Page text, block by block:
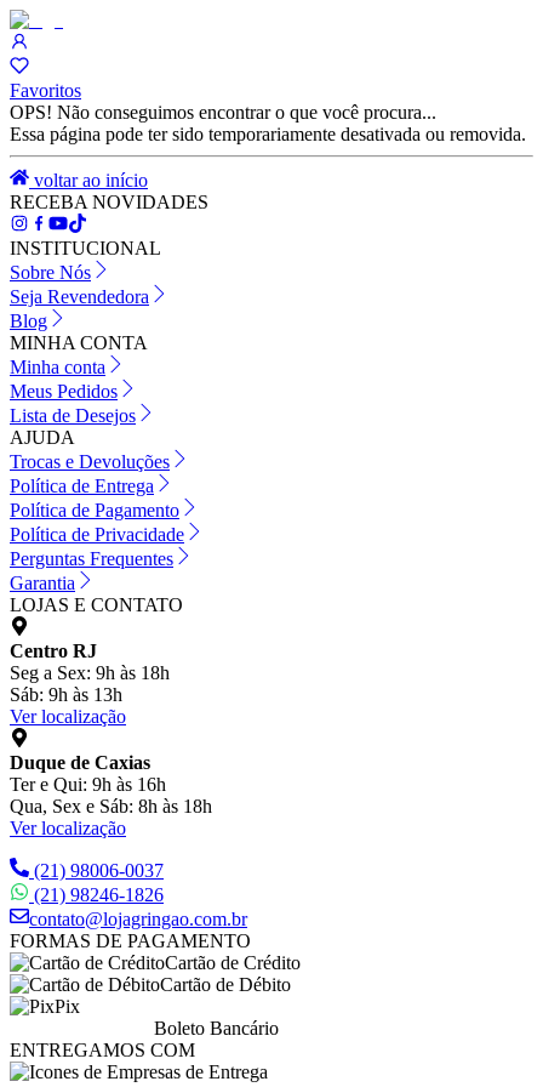
Favoritos
OPS! Não conseguimos encontrar o que você procura...
Essa página pode ter sido temporariamente desativada ou removida.
voltar ao início
RECEBA NOVIDADES
INSTITUCIONAL
Sobre Nós
Seja Revendedora
Blog
MINHA CONTA
Minha conta
Meus Pedidos
Lista de Desejos
AJUDA
Trocas e Devoluções
Política de Entrega
Política de Pagamento
Política de Privacidade
Perguntas Frequentes
Garantia
LOJAS E CONTATO
Centro RJ
Seg a Sex: 9h às 18h
Sáb: 9h às 13h
Ver localização
Duque de Caxias
Ter e Qui: 9h às 16h
Qua, Sex e Sáb: 8h às 18h
Ver localização
(21) 98006-0037
(21) 98246-1826
contato@lojagringao.com.br
FORMAS DE PAGAMENTO
Cartão de Crédito
Cartão de Débito
Pix
Boleto Bancário
ENTREGAMOS COM